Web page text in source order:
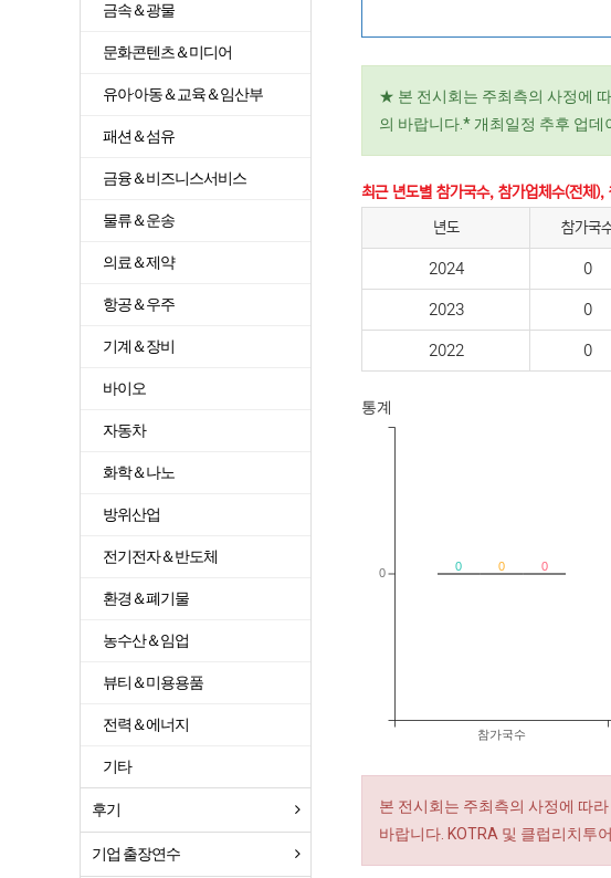
★ 본 전시회는 주최측의 사정에
의 바랍니다.* 개최일정 추후 업데
최근 년도별 참가국수, 참가업체수(전체),
년도
참가국
2024 0
2023 0
2022 0
통계
0 0 0
참가국수
0
본 전시회는 주최측의 사정에 따
바랍니다. KOTRA 및 클럽리치투
금속＆광물
문화콘텐츠＆미디어
유아·아동＆교육＆임산부
패션＆섬유
금융＆비즈니스서비스
물류＆운송
의료＆제약
항공＆우주
기계＆장비
바이오
자동차
화학＆나노
방위산업
전기전자＆반도체
환경＆폐기물
농수산＆임업
뷰티＆미용용품
전력＆에너지
기타
후기
기업 출장연수